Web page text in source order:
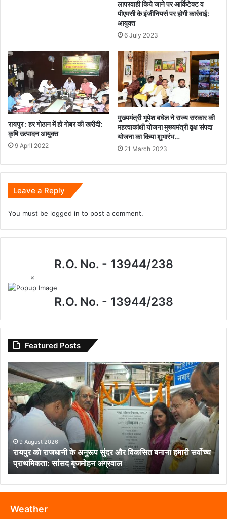
लापरवाही किये जाने पर आर्किटेक्ट व
पीएमसी के इंजीनियर्स पर होगी कार्रवाई:
आयुक्त
6 July 2023
रायपुर : ​​​​​​​हर गोठान में हो गोबर की खरीदी:
कृषि उत्पादन आयुक्त
9 April 2022
मुख्यमंत्री भूपेश बघेल ने राज्य सरकार की
महत्वाकांक्षी योजना मुख्यमंत्री वृक्ष संपदा
योजना का किया शुभारंभ…
21 March 2023
Leave a Reply
You must be logged in to post a comment.
R.O. No. - 13944/238
×
R.O. No. - 13944/238
Featured Posts
रायपुर
को
राजधानी
के
अनुरूप
सुंदर
और
विकसित
बनाना
हमारी
सर्वोच्च
प्राथमिकता:
सांसद
बृजमोहन
9 August 2026
रायपुर को राजधानी के अनुरूप सुंदर और विकसित बनाना हमारी सर्वोच्च
प्राथमिकता: सांसद बृजमोहन अग्रवाल
Weather